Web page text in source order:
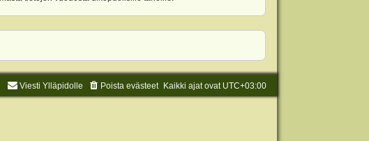
Kaikki ajat ovat UTC+03:00
Poista evästeet
Viesti Ylläpidolle